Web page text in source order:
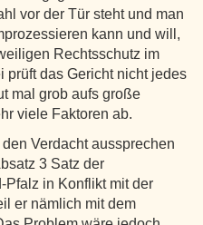
vor der Tür steht und man
kann und will,
Rechtsschutz im
prüft das Gericht nicht jedes
mal grob aufs große
viele Faktoren ab.
Verdacht aussprechen
3 Satz der
in Konflikt mit der
er nämlich mit dem